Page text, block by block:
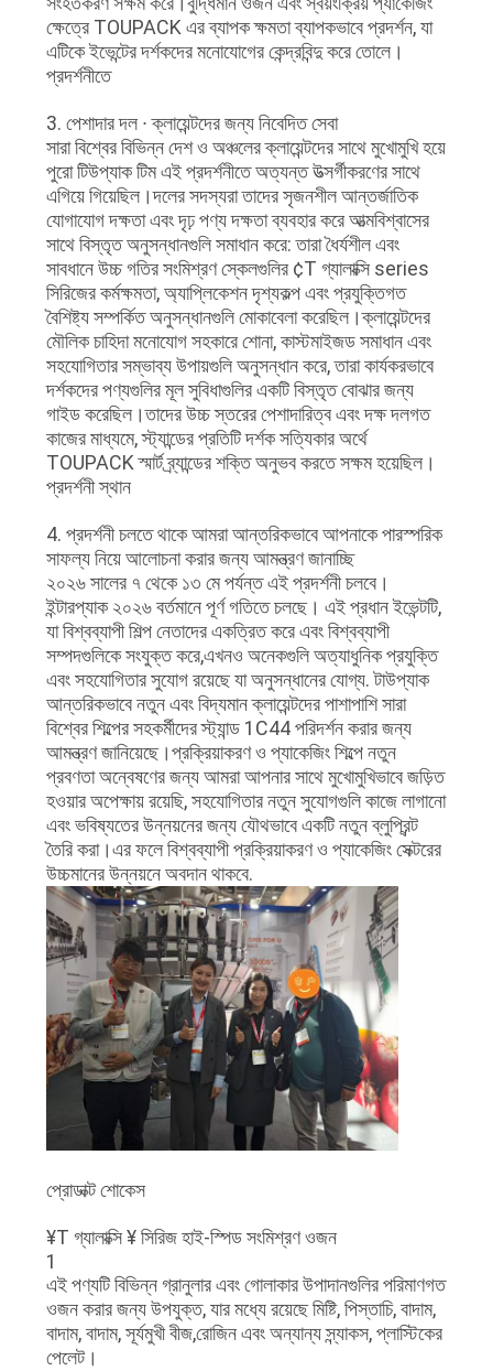
ক্ষেত্রে TOUPACK এর ব্যাপক ক্ষমতা ব্যাপকভাবে প্রদর্শন, যা
এটিকে ইভেন্টের দর্শকদের মনোযোগের কেন্দ্রবিন্দু করে তোলে।
প্রদর্শনীতে
3. পেশাদার দল ∙ ক্লায়েন্টদের জন্য নিবেদিত সেবা
সারা বিশ্বের বিভিন্ন দেশ ও অঞ্চলের ক্লায়েন্টদের সাথে মুখোমুখি হয়ে
পুরো টিউপ্যাক টিম এই প্রদর্শনীতে অত্যন্ত উত্সর্গীকরণের সাথে
এগিয়ে গিয়েছিল।দলের সদস্যরা তাদের সৃজনশীল আন্তর্জাতিক
যোগাযোগ দক্ষতা এবং দৃঢ় পণ্য দক্ষতা ব্যবহার করে আত্মবিশ্বাসের
সাথে বিস্তৃত অনুসন্ধানগুলি সমাধান করে: তারা ধৈর্যশীল এবং
সাবধানে উচ্চ গতির সংমিশ্রণ স্কেলগুলির ¢T গ্যালাক্সি series
সিরিজের কর্মক্ষমতা, অ্যাপ্লিকেশন দৃশ্যকল্প এবং প্রযুক্তিগত
বৈশিষ্ট্য সম্পর্কিত অনুসন্ধানগুলি মোকাবেলা করেছিল।ক্লায়েন্টদের
মৌলিক চাহিদা মনোযোগ সহকারে শোনা, কাস্টমাইজড সমাধান এবং
সহযোগিতার সম্ভাব্য উপায়গুলি অনুসন্ধান করে, তারা কার্যকরভাবে
দর্শকদের পণ্যগুলির মূল সুবিধাগুলির একটি বিস্তৃত বোঝার জন্য
গাইড করেছিল।তাদের উচ্চ স্তরের পেশাদারিত্ব এবং দক্ষ দলগত
কাজের মাধ্যমে, স্ট্যান্ডের প্রতিটি দর্শক সত্যিকার অর্থে
TOUPACK স্মার্ট ব্র্যান্ডের শক্তি অনুভব করতে সক্ষম হয়েছিল।
প্রদর্শনী স্থান
4. প্রদর্শনী চলতে থাকে আমরা আন্তরিকভাবে আপনাকে পারস্পরিক
সাফল্য নিয়ে আলোচনা করার জন্য আমন্ত্রণ জানাচ্ছি
২০২৬ সালের ৭ থেকে ১৩ মে পর্যন্ত এই প্রদর্শনী চলবে।
ইন্টারপ্যাক ২০২৬ বর্তমানে পূর্ণ গতিতে চলছে। এই প্রধান ইভেন্টটি,
যা বিশ্বব্যাপী শিল্প নেতাদের একত্রিত করে এবং বিশ্বব্যাপী
সম্পদগুলিকে সংযুক্ত করে,এখনও অনেকগুলি অত্যাধুনিক প্রযুক্তি
এবং সহযোগিতার সুযোগ রয়েছে যা অনুসন্ধানের যোগ্য. টাউপ্যাক
আন্তরিকভাবে নতুন এবং বিদ্যমান ক্লায়েন্টদের পাশাপাশি সারা
বিশ্বের শিল্পের সহকর্মীদের স্ট্যান্ড 1C44 পরিদর্শন করার জন্য
আমন্ত্রণ জানিয়েছে।প্রক্রিয়াকরণ ও প্যাকেজিং শিল্পে নতুন
প্রবণতা অন্বেষণের জন্য আমরা আপনার সাথে মুখোমুখিভাবে জড়িত
হওয়ার অপেক্ষায় রয়েছি, সহযোগিতার নতুন সুযোগগুলি কাজে লাগানো
এবং ভবিষ্যতের উন্নয়নের জন্য যৌথভাবে একটি নতুন ব্লুপ্রিন্ট
তৈরি করা।এর ফলে বিশ্বব্যাপী প্রক্রিয়াকরণ ও প্যাকেজিং সেক্টরের
উচ্চমানের উন্নয়নে অবদান থাকবে.
প্রোডাক্ট শোকেস
¥T গ্যালাক্সি ¥ সিরিজ হাই-স্পিড সংমিশ্রণ ওজন
1
এই পণ্যটি বিভিন্ন গ্রানুলার এবং গোলাকার উপাদানগুলির পরিমাণগত
ওজন করার জন্য উপযুক্ত, যার মধ্যে রয়েছে মিষ্টি, পিস্তাচি, বাদাম,
বাদাম, বাদাম, সূর্যমুখী বীজ,রোজিন এবং অন্যান্য স্ন্যাকস, প্লাস্টিকের
পেলেট।